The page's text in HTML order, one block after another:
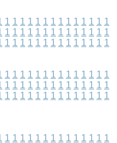
1 1 1 1 1 1 1 1 1 1 1 1 1 1
1 1 1 1 1 1 1 1 1 1 1 1 1 1
1 1 1 1 1 1 1 1 1 1 1 1 1 1
1 1 1 1 1 1 1 1 1 1 1 1 1 1
1 1 1 1 1 1 1 1 1 1 1 1 1 1
1 1 1 1 1 1 1 1 1 1 1 1 1 1
1 1 1 1 1 1 1 1 1 1 1 1 1 1